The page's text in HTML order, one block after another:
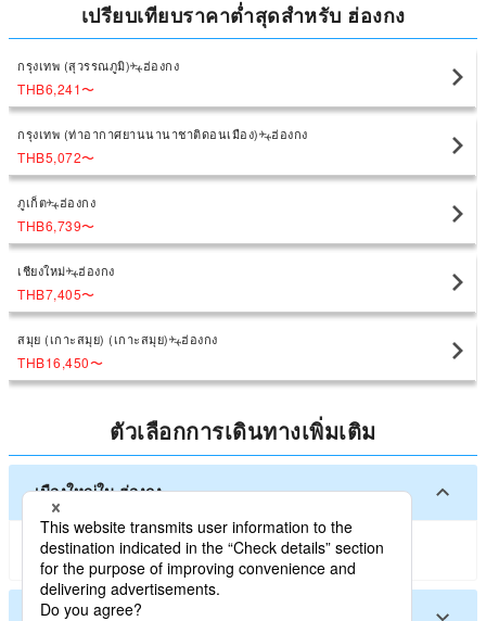
เปรียบเทียบราคาต่ำสุดสำหรับ ฮ่องกง
กรุงเทพ (สุวรรณภูมิ) ฮ่องกง
THB6,241〜
กรุงเทพ (ท่าอากาศยานนานาชาติดอนเมือง) ฮ่องกง
THB5,072〜
ภูเก็ต ฮ่องกง
THB6,739〜
เชียงใหม่ ฮ่องกง
THB7,405〜
สมุย (เกาะสมุย) (เกาะสมุย) ฮ่องกง
THB16,450〜
ตัวเลือกการเดินทางเพิ่มเติม
เมืองใหญ่ใน ฮ่องกง
ฮ่องกง
เมืองอื่น ๆ ใน ฮ่องกง